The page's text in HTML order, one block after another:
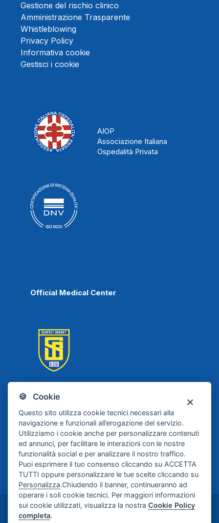
🍪 Cookie
Questo sito utilizza cookie tecnici necessari alla
navigazione e funzionali all’erogazione del servizio.
Utilizziamo i cookie anche per personalizzare contenuti
ed annunci, per facilitare le interazioni con le nostre
funzionalità social e per analizzare il nostro traffico.
Puoi esprimere il tuo consenso cliccando su ACCETTA
TUTTI oppure personalizzare le tue scelte cliccando su
Personalizza.Chiudendo il banner, continueranno ad
operare i soli cookie tecnici. Per maggiori informazioni
sui cookie utilizzati, visualizza la nostraCookie Policy
completa.
Gestione del rischio clinico
Amministrazione Trasparente
Whistleblowing
Privacy Policy
Informativa cookie
Gestisci i cookie
AIOP
Associazione Italiana
Ospedalità Privata
Official Medical Center
Scafati Basket
©2024-2026 Casa di Cura Maria Rosaria S.p.A. -